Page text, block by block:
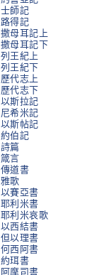
士師記
路得記
撒母耳記上
撒母耳記下
列王紀上
列王紀下
歷代志上
歷代志下
以斯拉記
尼希米記
以斯帖記
約伯記
詩篇
箴言
傳道書
雅歌
以賽亞書
耶利米書
耶利米哀歌
以西結書
但以理書
何西阿書
約珥書
阿摩司書